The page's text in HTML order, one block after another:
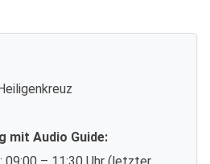
mit Audio Guide: